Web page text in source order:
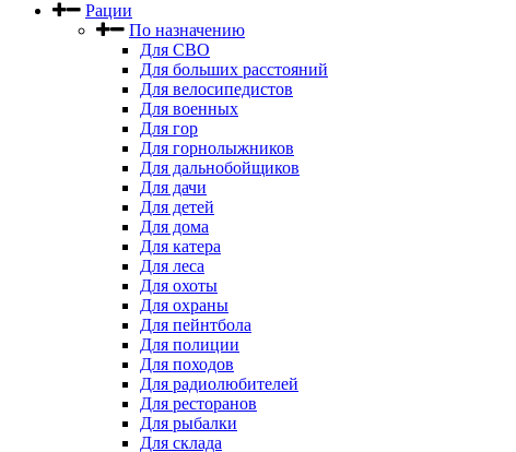
Рации
По назначению
Для СВО
Для больших расстояний
Для велосипедистов
Для военных
Для гор
Для горнолыжников
Для дальнобойщиков
Для дачи
Для детей
Для дома
Для катера
Для леса
Для охоты
Для охраны
Для пейнтбола
Для полиции
Для походов
Для радиолюбителей
Для ресторанов
Для рыбалки
Для склада